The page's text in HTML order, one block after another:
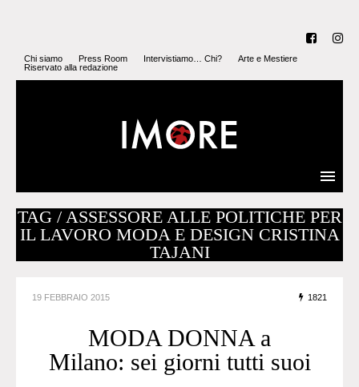
Chi siamo Press Room Intervistiamo… Chi?
Arte e Mestiere
Riservato alla redazione
TAG / ASSESSORE ALLE POLITICHE PER
IL LAVORO MODA E DESIGN CRISTINA
TAJANI
19 FEBBRAIO 2015 1821
MODA DONNA a
Milano: sei giorni tutti suoi